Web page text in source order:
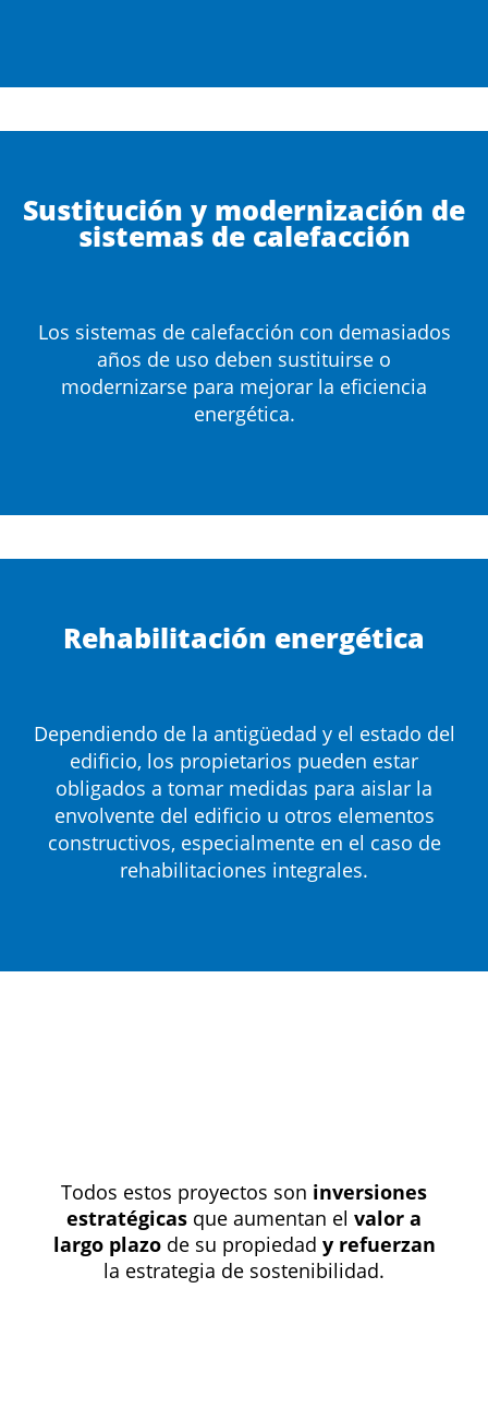
Sustitución y modernización de
sistemas de calefacción
Los sistemas de calefacción con demasiados
años de uso deben sustituirse o
modernizarse para mejorar la eficiencia
energética.
Rehabilitación energética
Dependiendo de la antigüedad y el estado del
edificio, los propietarios pueden estar
obligados a tomar medidas para aislar la
envolvente del edificio u otros elementos
constructivos, especialmente en el caso de
rehabilitaciones integrales.
Todos estos proyectos son inversiones
estratégicas que aumentan el valor a
largo plazode su propiedad y refuerzan
la estrategia de sostenibilidad.